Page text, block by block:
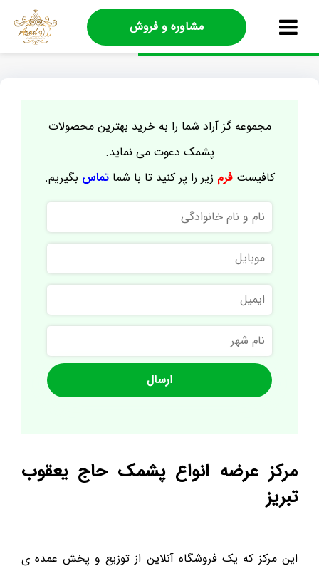
مشاوره و فروش
مجموعه گز آراد شما را به خرید بهترین محصولات
پشمک دعوت می نماید.
کافیستفرم زیر را پر کنید تا با شماتماس بگیریم.
نام
و
نام
خانوادگی
موبایل
ایمیل
نام
شهر
مرکز عرضه انواع پشمک حاج یعقوب
تبریز
این مرکز که یک فروشگاه آنلاین از توزیع و پخش عمده ی